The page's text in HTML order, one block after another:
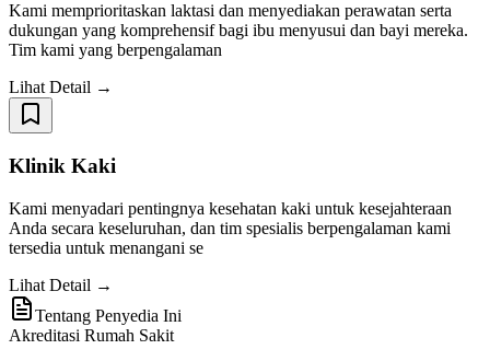
Kami memprioritaskan laktasi dan menyediakan perawatan serta
dukungan yang komprehensif bagi ibu menyusui dan bayi mereka.
Tim kami yang berpengalaman
Lihat Detail →
Klinik Kaki
Kami menyadari pentingnya kesehatan kaki untuk kesejahteraan
Anda secara keseluruhan, dan tim spesialis berpengalaman kami
tersedia untuk menangani se
Lihat Detail →
Tentang Penyedia Ini
Akreditasi Rumah Sakit